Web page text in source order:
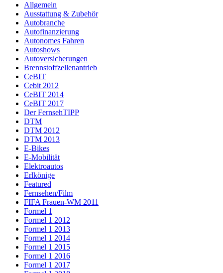
Allgemein
Ausstattung & Zubehör
Autobranche
Autofinanzierung
Autonomes Fahren
Autoshows
Autoversicherungen
Brennstoffzellenantrieb
CeBIT
Cebit 2012
CeBIT 2014
CeBIT 2017
Der FernsehTIPP
DTM
DTM 2012
DTM 2013
E-Bikes
E-Mobilität
Elektroautos
Erlkönige
Featured
Fernsehen/Film
FIFA Frauen-WM 2011
Formel 1
Formel 1 2012
Formel 1 2013
Formel 1 2014
Formel 1 2015
Formel 1 2016
Formel 1 2017